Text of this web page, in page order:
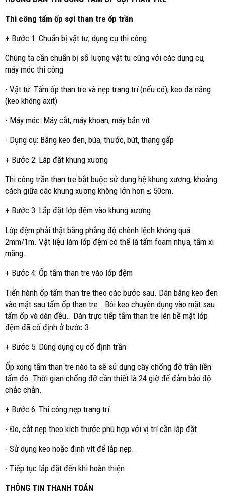
Thi công tấm ốp sợi than tre ốp trần
+ Bước 1: Chuẩn bị vật tư, dụng cụ thi công
Chúng ta cần chuẩn bị số lượng vật tư cùng với các dụng cụ,
máy móc thi công
- Vật tư: Tấm ốp than tre và nẹp trang trí (nếu có), keo đa năng
(keo không axit)
- Máy móc: Máy cắt, máy khoan, máy bắn vít
- Dụng cụ: Băng keo đen, búa, thước, bút, thang gấp
+ Bước 2: Lắp đặt khung xương
Thi công trần than tre bắt buộc sử dụng hệ khung xương, khoảng
cách giữa các khung xương không lớn hơn ≤ 50cm.
+ Bước 3: Lắp đặt lớp đệm vào khung xương
Lớp đệm phải thật bằng phẳng độ chênh lệch không quá
2mm/1m. Vật liệu làm lớp đệm có thể là tấm foam nhựa, tấm xi
măng.
+ Bước 4: Ốp tấm than tre vào lớp đệm
Tiến hành ốp tấm than tre theo các bước sau. Dán băng keo đen
vào mặt sau tấm ốp than tre.. Bôi keo chuyên dụng vào mặt sau
tấm ốp và dàn đều.. Dán trực tiếp tấm than tre lên bề mặt lớp
đệm đã cố định ở bước 3.
+ Bước 5: Dùng dụng cụ cố định trần
Ốp xong tấm than tre nào ta sẽ sử dụng cây chống đỡ trần liền
tấm đó. Thời gian chống đỡ cần thiết là 24 giờ để đảm bảo độ
chắc chắn.
+ Bước 6: Thi công nẹp trang trí
- Đo, cắt nẹp theo kích thước phù hợp với vị trí cần lắp đặt.
- Sử dụng keo hoặc đinh vít để lắp nẹp.
- Tiếp tục lắp đặt đến khi hoàn thiện.
THÔNG TIN THANH TOÁN